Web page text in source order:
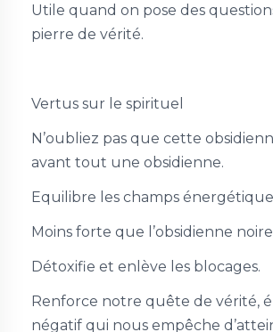
Utile quand on pose des
pierre de vérité.
Vertus sur le spirituel
N’oubliez pas que cette
avant tout une obsidienne.
Equilibre les champs
Moins forte que l’obsidienne
Détoxifie et enlève les blocages.
Renforce notre quête de vérité,
négatif qui nous empêche